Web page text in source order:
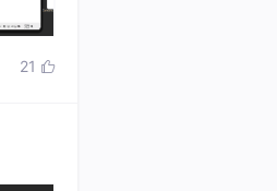
21 